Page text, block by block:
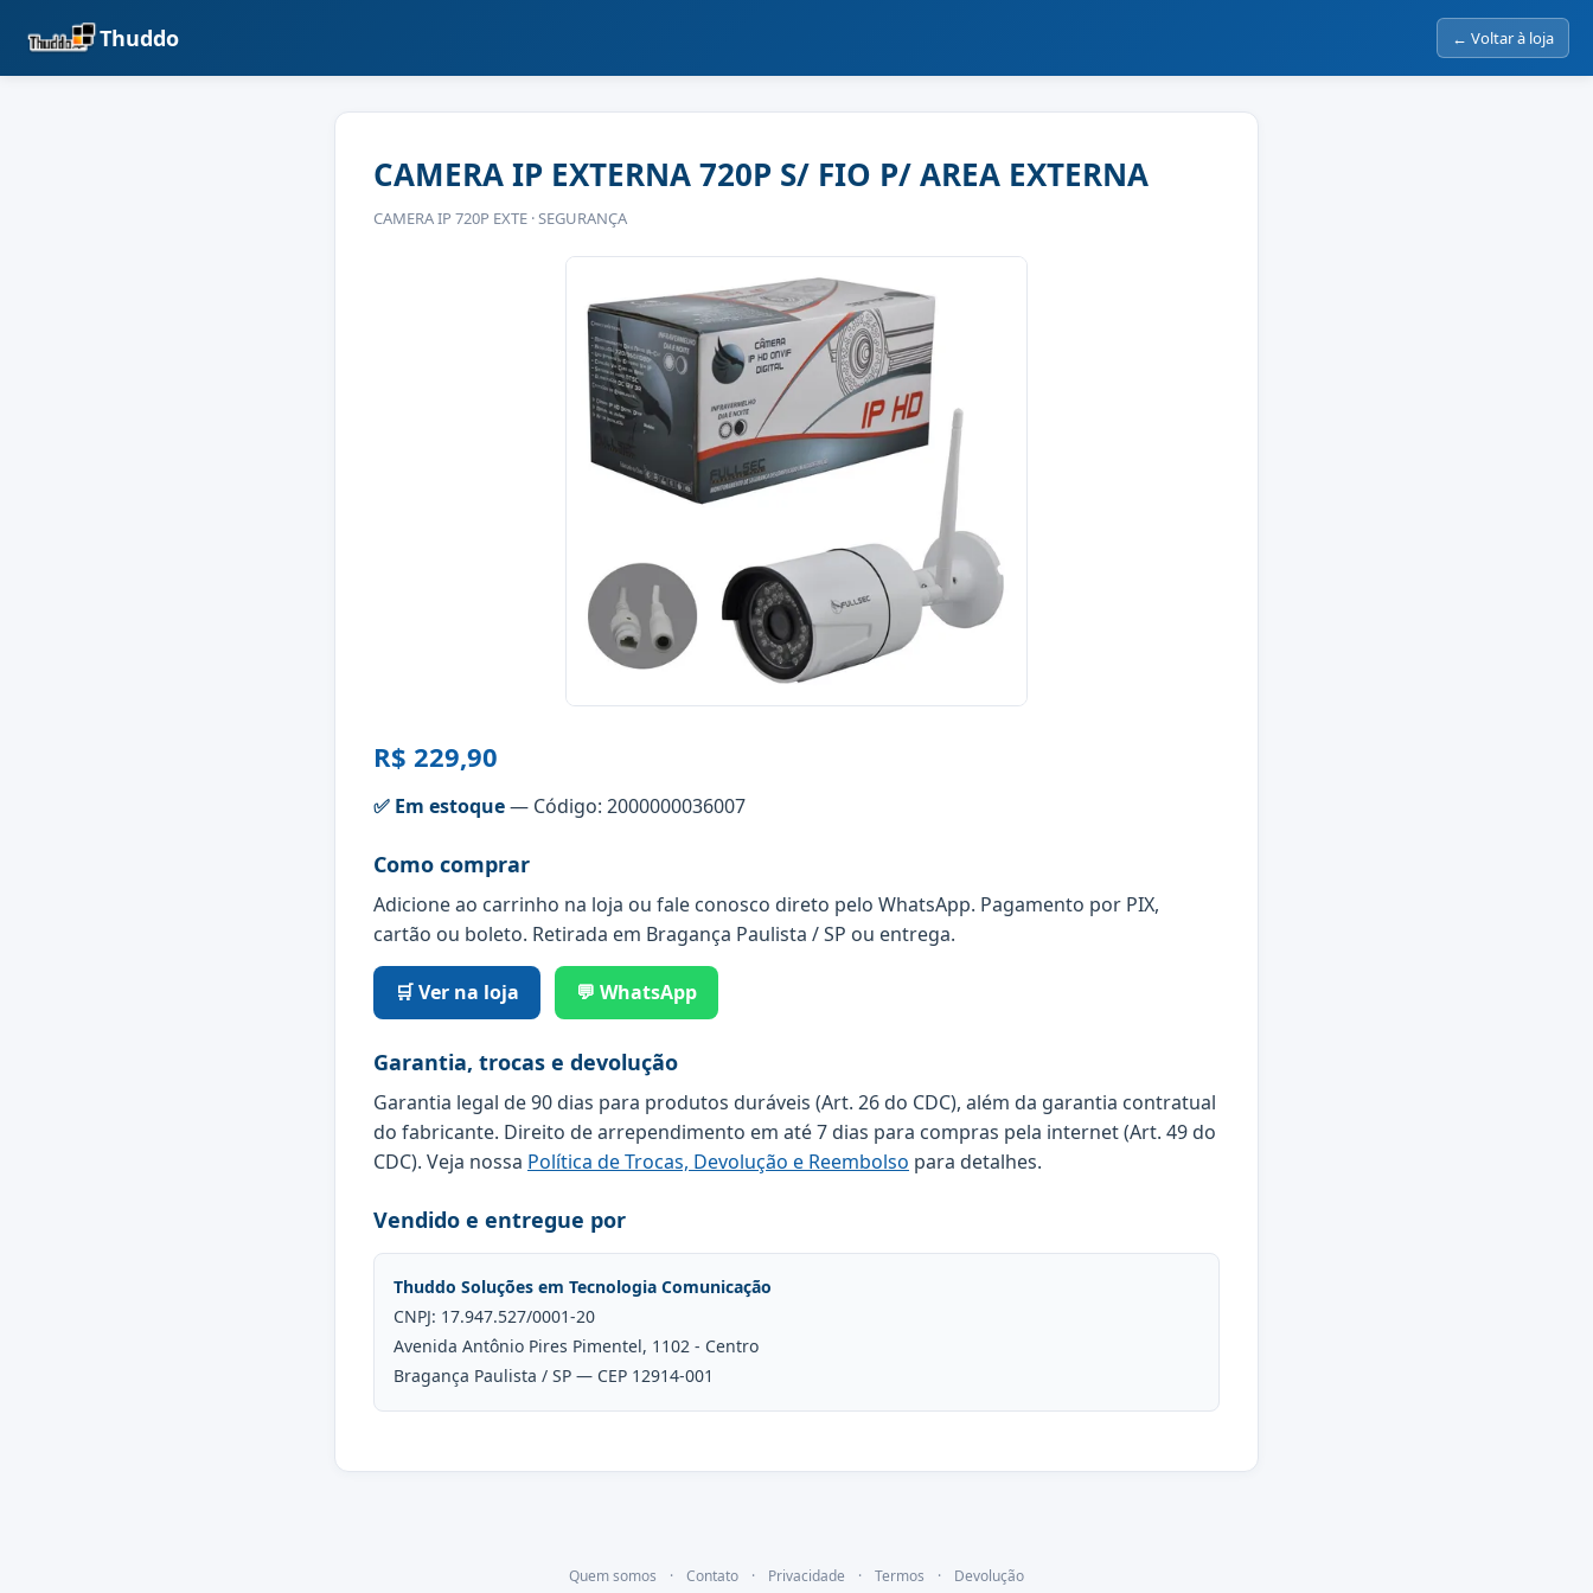
Thuddo ← Voltar à loja
CAMERA IP EXTERNA 720P S/ FIO P/ AREA EXTERNA
CAMERA IP 720P EXTE · SEGURANÇA
R$ 229,90
✅ Em estoque— Código: 2000000036007
Como comprar
Adicione ao carrinho na loja ou fale conosco direto pelo WhatsApp. Pagamento por PIX,
cartão ou boleto. Retirada em Bragança Paulista / SP ou entrega.
🛒 Ver na loja 💬 WhatsApp
Garantia, trocas e devolução
Garantia legal de 90 dias para produtos duráveis (Art. 26 do CDC), além da garantia contratual
do fabricante. Direito de arrependimento em até 7 dias para compras pela internet (Art. 49 do
CDC). Veja nossa Política de Trocas, Devolução e Reembolso para detalhes.
Vendido e entregue por
Thuddo Soluções em Tecnologia Comunicação
CNPJ: 17.947.527/0001-20
Avenida Antônio Pires Pimentel, 1102 - Centro
Bragança Paulista / SP — CEP 12914-001
Quem somos · Contato · Privacidade · Termos · Devolução